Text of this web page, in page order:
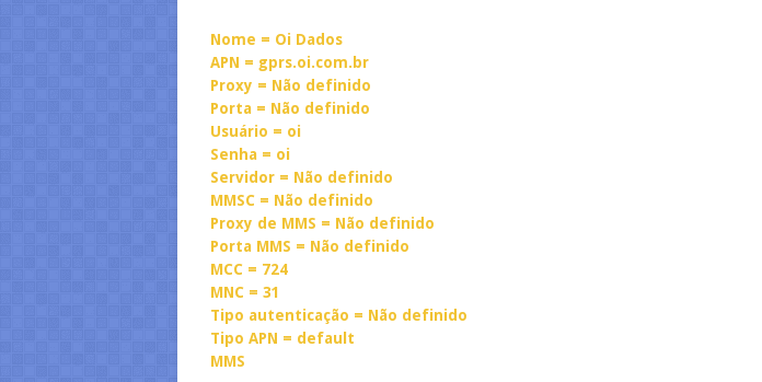
Nome = Oi Dados
APN = gprs.oi.com.br
Proxy = Não definido
Porta = Não definido
Usuário = oi
Senha = oi
Servidor = Não definido
MMSC = Não definido
Proxy de MMS = Não definido
Porta MMS = Não definido
MCC = 724
MNC = 31
Tipo autenticação = Não definido
Tipo APN = default
MMS